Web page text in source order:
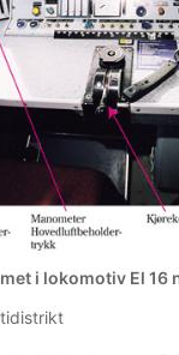
i lokomotiv El 16